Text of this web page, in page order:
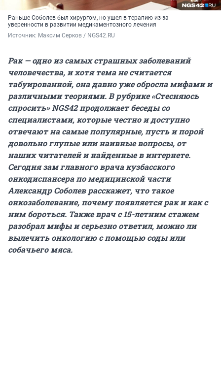
Раньше Соболев был хирургом, но ушел в терапию из-за
уверенности в развитии медикаментозного лечения
Источник: Максим Серков / NGS42.RU
Рак — одно из самых страшных заболеваний
человечества, и хотя тема не считается
табуированной, она давно уже обросла мифами и
различными теориями. В рубрике «Стесняюсь
спросить» NGS42 продолжает беседы со
специалистами, которые честно и доступно
отвечают на самые популярные, пусть и порой
довольно глупые или наивные вопросы, от
наших читателей и найденные в интернете.
Сегодня зам главного врача кузбасского
онкодиспансера по медицинской части
Александр Соболев расскажет, что такое
онкозаболевание, почему появляется рак и как с
ним бороться. Также врач с 15-летним стажем
разобрал мифы и серьезно ответил, можно ли
вылечить онкологию с помощью соды или
собачьего мяса.